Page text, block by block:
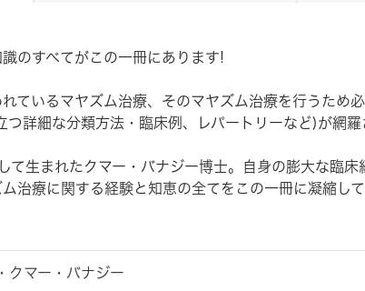
のすべてがこの一冊にあります!
ているマヤズム治療、そのマヤズム治療を行うため
つ詳細な分類方法・臨床例、レパートリーなど)が網羅
て生まれたクマー・バナジー博士。自身の膨大な臨床
治療に関する経験と知恵の全てをこの一冊に凝縮し
クマー・バナジー